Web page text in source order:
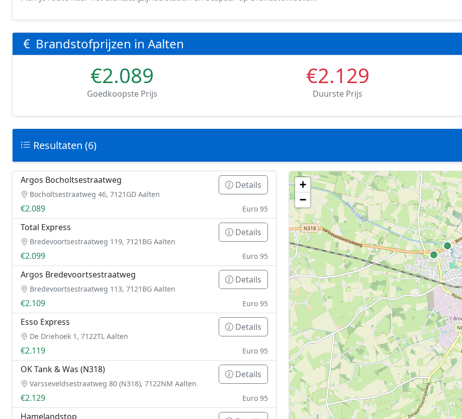
Brandstofprijzen in Aalten
€2.089
Goedkoopste Prijs
€2.129
Duurste Prijs
Resultaten (6)
Geen tankstations met locatiegegevens gevonden.
De kaart kan niet worden weergegeven zonder GPS coördinaten.
+
−
Argos Bocholtsestraatweg
Bocholtsestraatweg 46, 7121GD Aalten
Details
€2.089 Euro 95
Total Express
Bredevoortsestraatweg 119, 7121BG Aalten
Details
€2.099 Euro 95
Argos Bredevoortsestraatweg
Bredevoortsestraatweg 113, 7121BG Aalten
Details
€2.109 Euro 95
Esso Express
De Driehoek 1, 7122TL Aalten
Details
€2.119 Euro 95
OK Tank & Was (N318)
Varsseveldsestraatweg 80 (N318), 7122NM Aalten
Details
€2.129 Euro 95
Hamelandstop